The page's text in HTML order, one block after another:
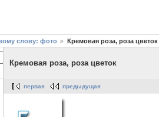
слову: фото Кремовая роза, роза цветок
Кремовая роза, роза цветок
первая предыдущая